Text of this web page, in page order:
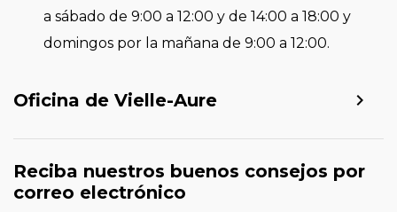
a sábado de 9:00 a 12:00 y de 14:00 a 18:00 y
domingos por la mañana de 9:00 a 12:00.
Oficina de Vielle-Aure
Reciba nuestros buenos consejos por
correo electrónico